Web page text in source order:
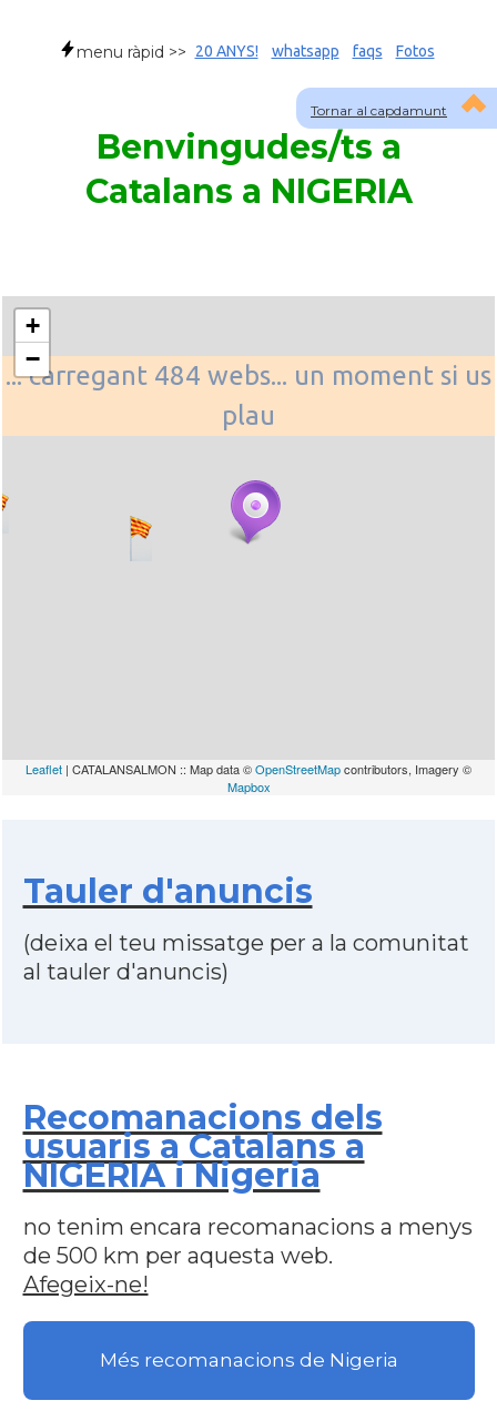
Tornar al capdamunt
menu ràpid >> 20 ANYS! whatsapp faqs Fotos
Benvingudes/ts a
Catalans a NIGERIA
... carregant 484 webs... un moment si us
plau
+
−
Leaflet | CATALANSALMON :: Map data ©OpenStreetMapcontributors, Imagery ©
Mapbox
Tauler d'anuncis
(deixa el teu missatge per a la comunitat
al tauler d'anuncis)
Recomanacions dels
usuaris a Catalans a
NIGERIA i Nigeria
no tenim encara recomanacions a menys
de 500 km per aquesta web.
Afegeix-ne!
Més recomanacions de Nigeria